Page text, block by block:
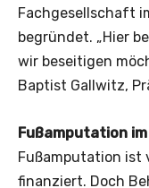
Fachgesellschaft
begründet. „Hier
wir beseitigen
Baptist Gallwitz,
Fußamputation
Fußamputation ist
finanziert. Doch